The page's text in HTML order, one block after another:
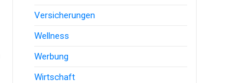
Versicherungen
Wellness
Werbung
Wirtschaft